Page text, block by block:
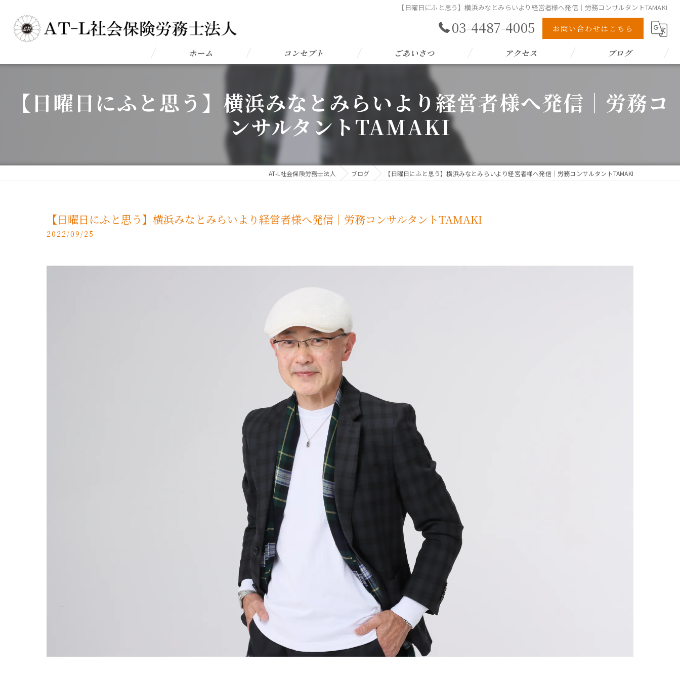
【日曜日にふと思う】横浜みなとみらいより経営者様へ発信｜労務コンサルタントTAMAKI
03-4487-4005 お問い合わせはこちら
ホーム コンセプト ごあいさつ アクセス ブログ
【日曜日にふと思う】横浜みなとみらいより経営者様へ発信｜労務コ
ンサルタントTAMAKI
AT-L社会保険労務士法人 ブログ 【日曜日にふと思う】横浜みなとみらいより経営者様へ発信｜労務コンサルタントTAMAKI
【日曜日にふと思う】横浜みなとみらいより経営者様へ発信｜労務コンサルタントTAMAKI
2022/09/25